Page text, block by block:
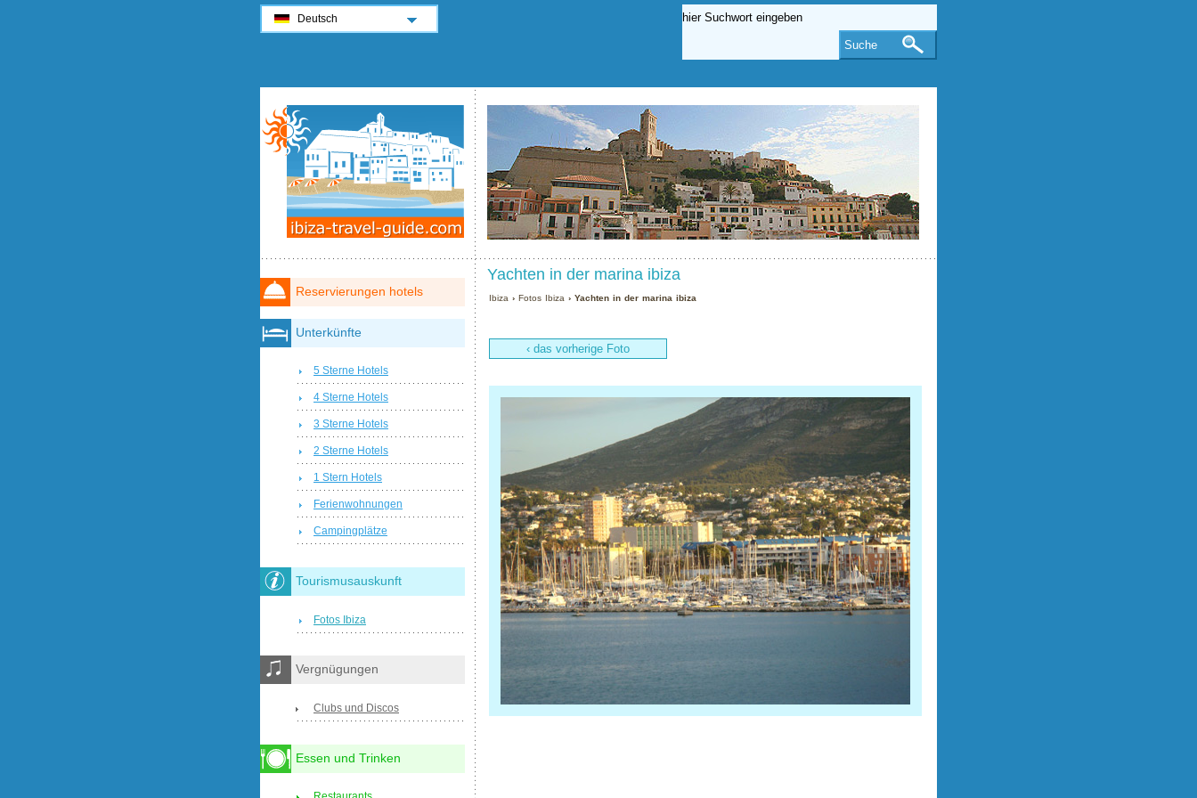
Yachten in der marina ibiza
Ibiza ›Fotos Ibiza › Yachten in der marina ibiza
‹ das vorherige Foto
Reservierungen hotels
Unterkünfte
5 Sterne Hotels
4 Sterne Hotels
3 Sterne Hotels
2 Sterne Hotels
1 Stern Hotels
Ferienwohnungen
Campingplätze
Tourismusauskunft
Fotos Ibiza
Vergnügungen
Clubs und Discos
Essen und Trinken
Deutsch
Suche